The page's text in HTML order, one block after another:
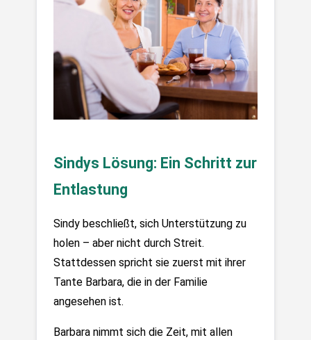
Sindys Lösung: Ein Schritt zur
Entlastung
Sindy beschließt, sich Unterstützung zu
holen – aber nicht durch Streit.
Stattdessen spricht sie zuerst mit ihrer
Tante Barbara, die in der Familie
angesehen ist.
Barbara nimmt sich die Zeit, mit allen